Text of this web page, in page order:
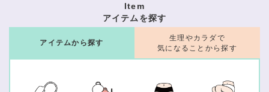
Item
アイテムを探す
アイテムから探す
生理やカラダで
気になることから探す